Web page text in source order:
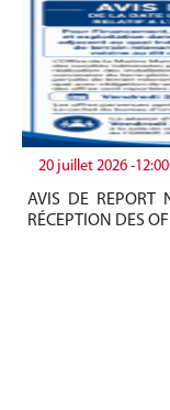
20 juillet 2026 -
AVIS DE REPORT
RÉCEPTION DES